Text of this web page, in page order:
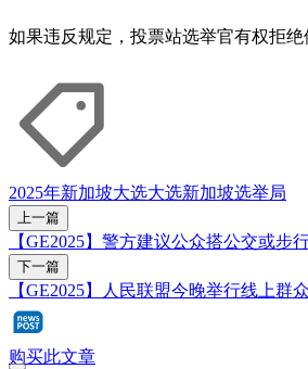
如果违反规定，投票站选举官有权拒绝
2025年新加坡大选大选新加坡选举局
上一篇
【GE2025】警方建议公众搭公交或步
下一篇
【GE2025】人民联盟今晚举行线上群
购买此文章